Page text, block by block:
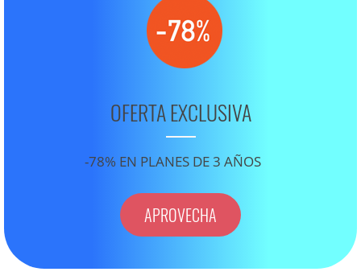
OFERTA EXCLUSIVA
-78% EN PLANES DE 3 AÑOS
APROVECHA